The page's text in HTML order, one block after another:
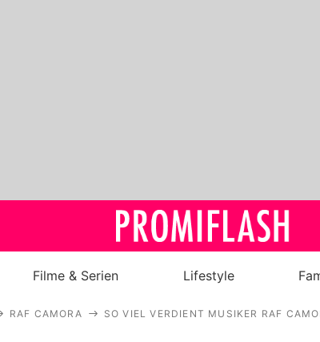
Royals
Filme & Serien Lifestyle
RAF CAMORA SO VIEL VERDIENT MUSIKER RAF